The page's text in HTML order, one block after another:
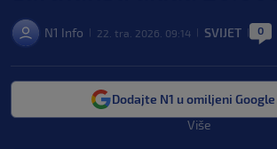
N1 Info 22. tra. 2026. 09:14 SVIJET 0
Dodajte N1 u omiljeni
Više